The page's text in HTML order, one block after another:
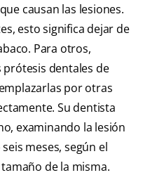
causan las lesiones.
esto significa dejar de
Para otros,
prótesis dentales de
por otras
Su dentista
examinando la lesión
meses, según el
de la misma.